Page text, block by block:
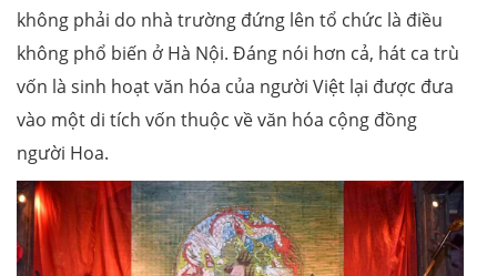
không phải do nhà trường đứng lên tổ chức là điều
không phổ biến ở Hà Nội. Đáng nói hơn cả, hát ca trù
vốn là sinh hoạt văn hóa của người Việt lại được đưa
vào một di tích vốn thuộc về văn hóa cộng đồng
người Hoa.